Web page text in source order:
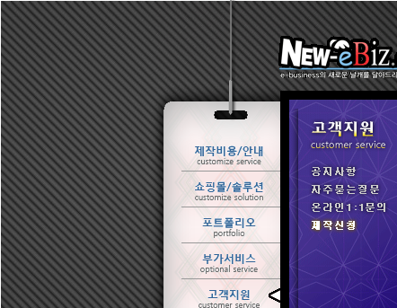
ㆍ 공지사항